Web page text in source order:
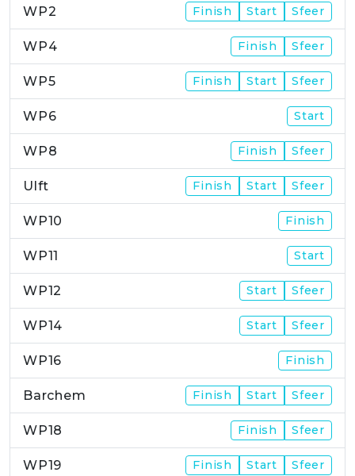
WP2 Finish Start Sfeer
WP4 Finish Sfeer
WP5 Finish Start Sfeer
WP6 Start
WP8 Finish Sfeer
Ulft Finish Start Sfeer
WP10 Finish
WP11 Start
WP12 Start Sfeer
WP14 Start Sfeer
WP16 Finish
Barchem Finish Start Sfeer
WP18 Finish Sfeer
WP19 Finish Start Sfeer